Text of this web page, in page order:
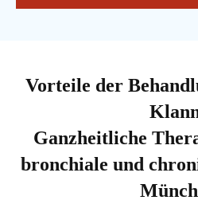
Vorteile der
Ganzheitliche
bronchiale und